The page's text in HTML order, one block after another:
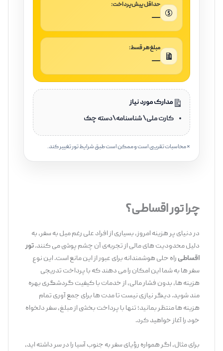
حداقل پیش‌پرداخت:
—
مبلغ هر قسط:
—
مدارک مورد نیاز
کارت ملی\ شناسنامه\دسته چک
* محاسبات تقریبی است و ممکن است طبق شرایط تور تغییر کند.
چرا تور اقساطی؟
در دنیای پر هزینه امروز، بسیاری از افراد علی‌ رغم میل به سفر، به
دلیل محدودیت ‌های مالی از تجربه‌ی آن چشم‌ پوشی می ‌کنند. تور
اقساطیراه‌ حلی هوشمندانه برای عبور از این مانع است. این نوع
سفر ها به شما این امکان را می‌ دهند که با پرداخت تدریجی
هزینه ‌ها، بدون فشار مالی، از خدمات با کیفیت گردشگری بهره
‌مند شوید. دیگر نیازی نیست تا مدت ‌ها برای جمع ‌آوری تمام
هزینه ‌ها منتظر بمانید؛ تنها با پرداخت بخشی از مبلغ، سفر دلخواه
خود را آغاز خواهید کرد.
برای مثال، اگر همواره رؤیای سفر به جنوب آسیا را در سر داشته ‌اید،